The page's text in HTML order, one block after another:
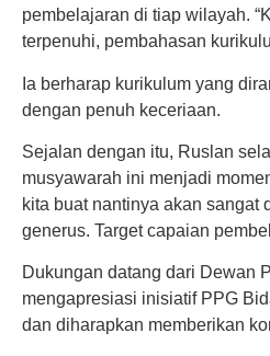
pembelajaran di tiap wilayah.
terpenuhi, pembahasan
Ia berharap kurikulum yang
dengan penuh keceriaan.
Sejalan dengan itu, Ruslan
musyawarah ini menjadi
kita buat nantinya akan sangat
generus. Target capaian
Dukungan datang dari Dewan
mengapresiasi inisiatif PPG
dan diharapkan memberikan